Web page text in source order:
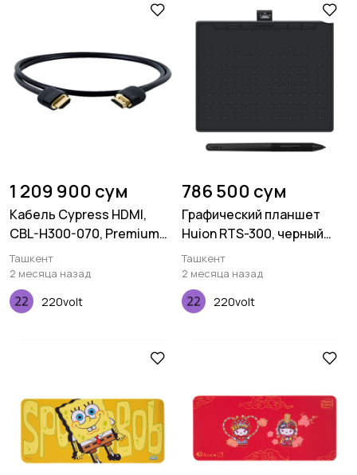
1 209 900 сум
Кабель Cypress HDMI,
CBL-H300-070, Premium
4K, 7.0M, 24AWG
Ташкент
2 месяца назад
220volt
786 500 сум
Графический планшет
Huion RTS-300, черный
космо
Ташкент
2 месяца назад
220volt